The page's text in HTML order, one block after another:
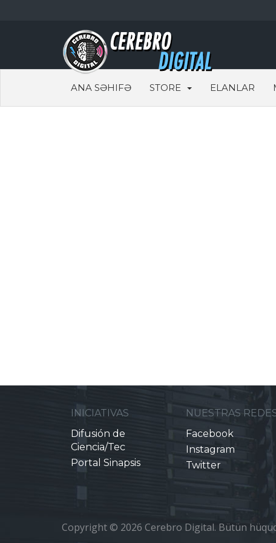
ANA SƏHIFƏ STORE ELANLAR
INICIATIVAS
Difusión de
Ciencia/Tec
Portal Sinapsis
NUESTRAS
Facebook
Instagram
Twitter
Copyright © 2026 Cerebro Digital. Bütün